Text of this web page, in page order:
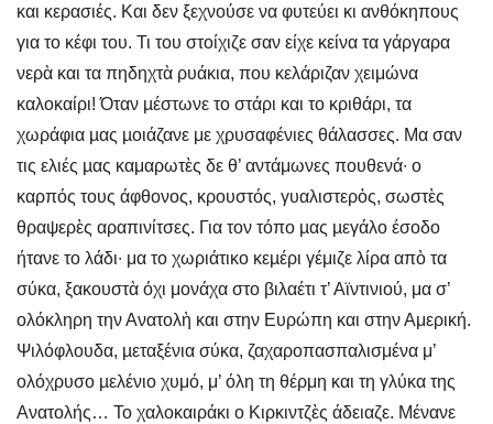
και κερασιές. Και δεν ξεχνούσε να φυτεύει κι ανθόκηπους
για το κέφι του. Τι του στοίχιζε σαν είχε κείνα τα γάργαρα
νερὰ και τα πηδηχτὰ ρυάκια, που κελάριζαν χειμώνα
καλοκαίρι! Όταν µέστωνε το στάρι και το κριθάρι, τα
χωράφια µας µοιάζανε με χρυσαφένιες θάλασσες. Μα σαν
τις ελιές µας καμαρωτὲς δε θ’ αντάμωνες πουθενά∙ ο
καρπός τους άφθονος, κρουστός, γυαλιστερὀς, σωστὲς
θραψερὲς αραπινίτσες. Για τον τόπο µας µεγάλο έσοδο
ήτανε το λάδι∙ μα το χωριάτικο κεµέρι γέμιζε λίρα απὸ τα
σύκα, ξακουστὰ όχι μονάχα στο βιλαέτι τ’ Αϊντινιού, μα σ’
ολόκληρη την Ανατολὴ και στην Ευρώπη και στην Αμερική.
Ψιλόφλουδα, µεταξένια σύκα, ζαχαροπασπαλισμένα μ’
ολόχρυσο µελένιο χυμό, μ’ όλη τη θέρμη και τη γλύκα της
Ανατολής… Το χαλοκαιράκι ο Κιρκιντζὲς άδειαζε. Μένανε